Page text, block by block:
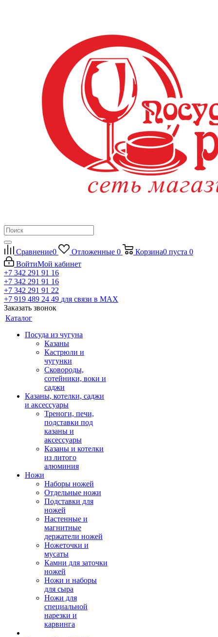
Сравнение0 Отложенные 0 Корзина0 пуста 0
ВойтиМой кабинет
+7 342 291 91 16
+7 342 291 91 16
+7 342 291 91 22
+7 919 489 24 49 для связи в МАХ
Заказать звонок
Каталог
Посуда из чугуна
Казаны
Кастрюли и
чугунки
Сковороды,
сотейники, воки и
саджи
Казаны, котелки, саджи
и аксессуары
Треноги, печи,
подставки под
казаны и
аксессуары
Казаны и котелки
из литого
алюминия
Ножи
Наборы ножей
Отдельные ножи
Подставки для
ножей
Настенные и
магнитные
держатели ножей
Ножеточки и
мусаты
Камни для заточки
ножей
Ножи и наборы
для сыра
Ножи для
специальной
нарезки и
карвинга